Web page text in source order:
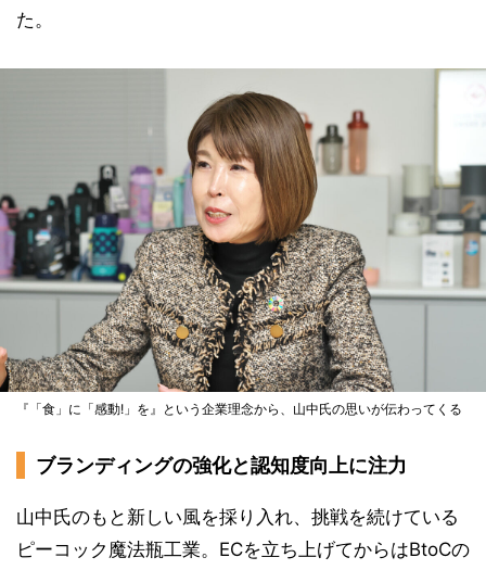
た。
『「食」に「感動!」を』という企業理念から、山中氏の思いが伝わってくる
ブランディングの強化と認知度向上に注力
山中氏のもと新しい風を採り入れ、挑戦を続けている
ピーコック魔法瓶工業。ECを立ち上げてからはBtoCの